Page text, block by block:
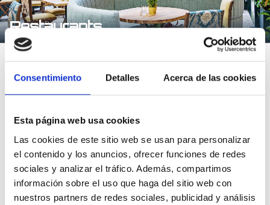
Consentimiento Detalles Acerca de las cookies
Esta página web usa cookies
Las cookies de este sitio web se usan para personalizar
el contenido y los anuncios, ofrecer funciones de redes
sociales y analizar el tráfico. Además, compartimos
información sobre el uso que haga del sitio web con
nuestros partners de redes sociales, publicidad y análisis
Restaurants
Our restaurants
Madrid Barcelona Zaragoza